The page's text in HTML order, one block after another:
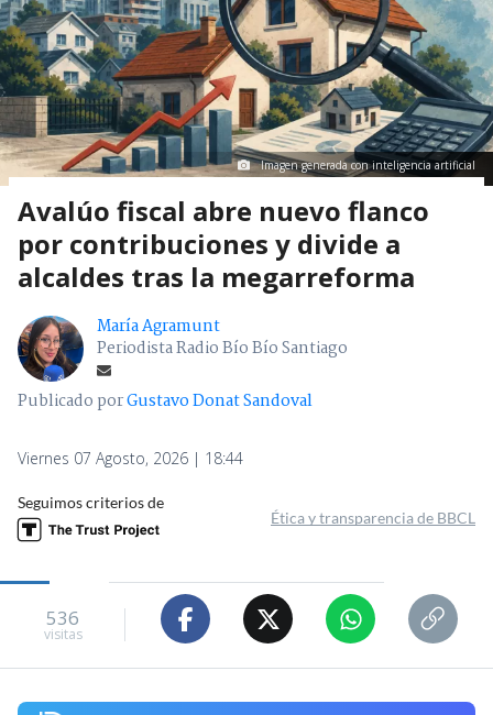
Imagen generada con inteligencia artificial
Avalúo fiscal abre nuevo flanco
por contribuciones y divide a
alcaldes tras la megarreforma
María Agramunt
Periodista Radio Bío Bío Santiago
Publicado porGustavo Donat Sandoval
Viernes 07 Agosto, 2026 | 18:44
Seguimos criterios de
Ética y transparencia de BBCL
536
visitas